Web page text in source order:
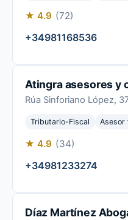
★ 4.9 (72)
+34981168536
Atingra asesores y
Rúa Sinforiano López,
Tributario-Fiscal Asesor
★ 4.9 (34)
+34981233274
Díaz Martínez